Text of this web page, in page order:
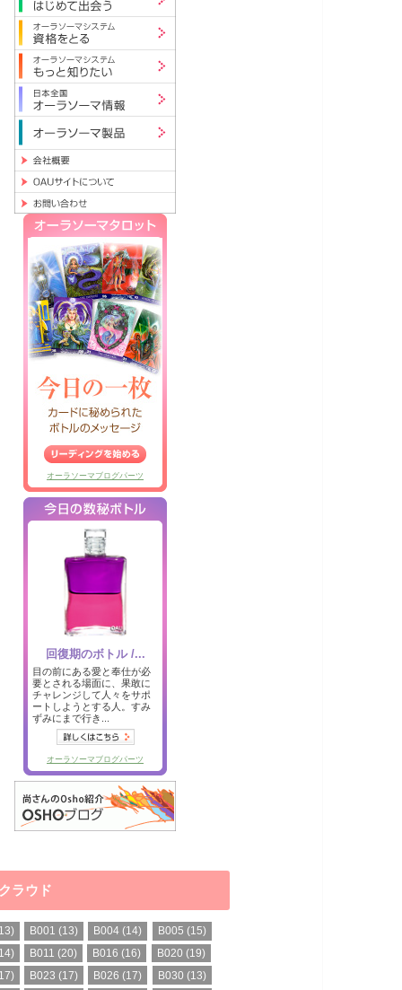
ラウド
B001 (13) B004 (14) B005 (15)
B011 (20) B016 (16) B020 (19)
B023 (17) B026 (17) B030 (13)